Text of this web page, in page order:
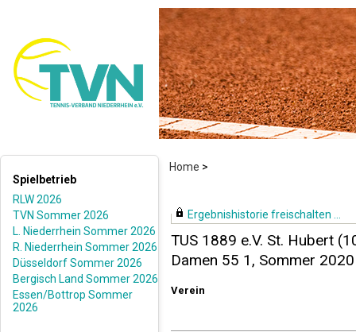
Home >
Spielbetrieb
RLW 2026
TVN Sommer 2026
L. Niederrhein Sommer 2026
R. Niederrhein Sommer 2026
Düsseldorf Sommer 2026
Bergisch Land Sommer 2026
Essen/Bottrop Sommer
2026
Ergebnishistorie freischalten ...
TUS 1889 e.V. St. Hubert
Damen 55 1, Sommer 2020
Verein